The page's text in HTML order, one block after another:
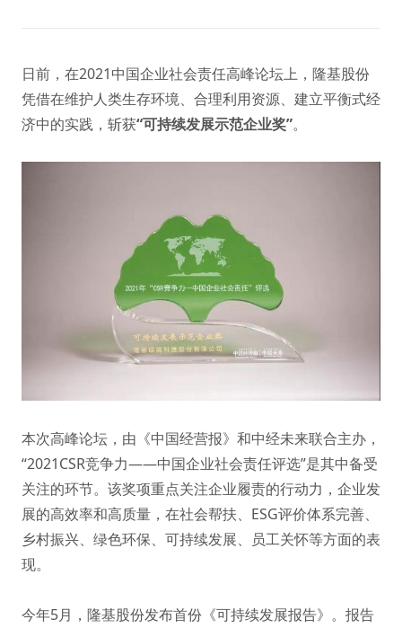
日前，在2021中国企业社会责任高峰论坛上，隆基股份
凭借在维护人类生存环境、合理利用资源、建立平衡式经
济中的实践，斩获“可持续发展示范企业奖”。
本次高峰论坛，由《中国经营报》和中经未来联合主办，
“2021CSR竞争力——中国企业社会责任评选”是其中备受
关注的环节。该奖项重点关注企业履责的行动力，企业发
展的高效率和高质量，在社会帮扶、ESG评价体系完善、
乡村振兴、绿色环保、 可持续发展、员工关怀等方面的表
现。
今年5月，隆基股份发布首份《可持续发展报告》。报告